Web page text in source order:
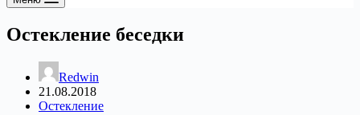
Остекление беседки
Redwin
21.08.2018
Остекление